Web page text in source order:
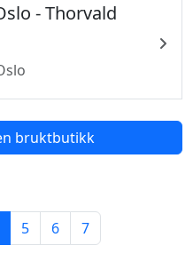
- Thorvald
bruktbutikk
5 6 7